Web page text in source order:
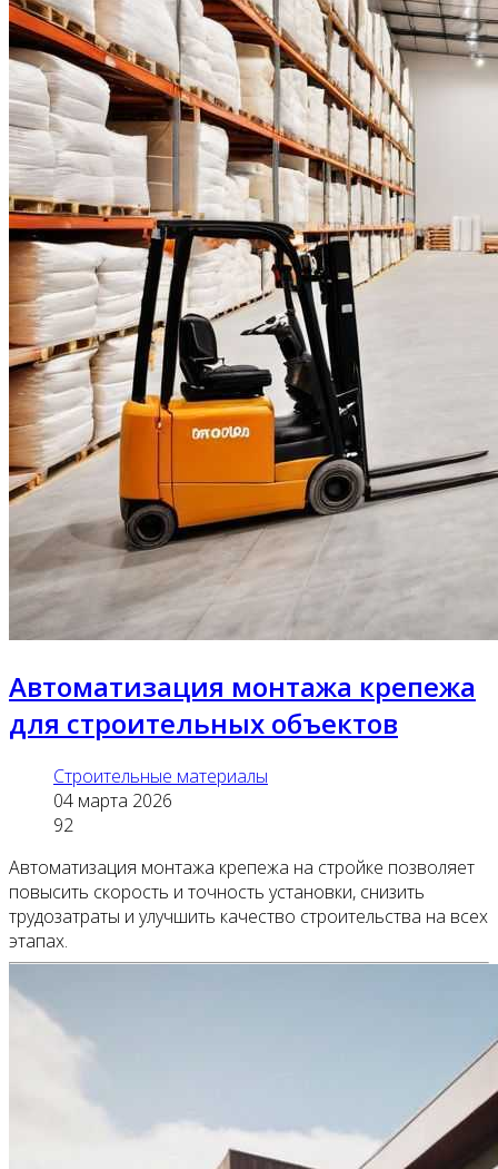
Автоматизация монтажа крепежа
для строительных объектов
Строительные материалы
04 марта 2026
92
Автоматизация монтажа крепежа на стройке позволяет
повысить скорость и точность установки, снизить
трудозатраты и улучшить качество строительства на всех
этапах.